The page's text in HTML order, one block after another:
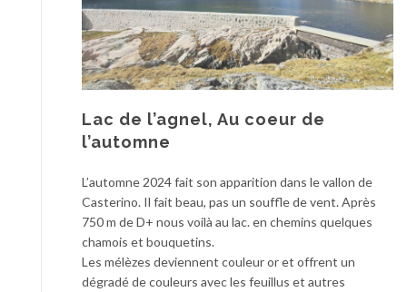
Lac de l’agnel, Au coeur de
l’automne
L’automne 2024 fait son apparition dans le vallon de
Casterino. Il fait beau, pas un souffle de vent. Après
750 m de D+ nous voilà au lac. en chemins quelques
chamois et bouquetins.
Les mélèzes deviennent couleur or et offrent un
dégradé de couleurs avec les feuillus et autres